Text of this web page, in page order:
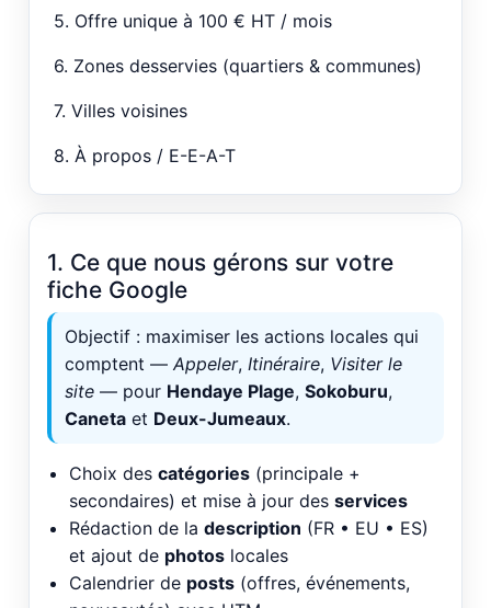
5. Offre unique à 100 € HT / mois
6. Zones desservies (quartiers & communes)
7. Villes voisines
8. À propos / E-E-A-T
1. Ce que nous gérons sur votre
fiche Google
Objectif : maximiser les actions locales qui
comptent — Appeler, Itinéraire, Visiter le
site — pour Hendaye Plage, Sokoburu,
Caneta et Deux-Jumeaux.
Choix des catégories (principale +
secondaires) et mise à jour des services
Rédaction de la description (FR • EU • ES)
et ajout de photos locales
Calendrier de posts (offres, événements,